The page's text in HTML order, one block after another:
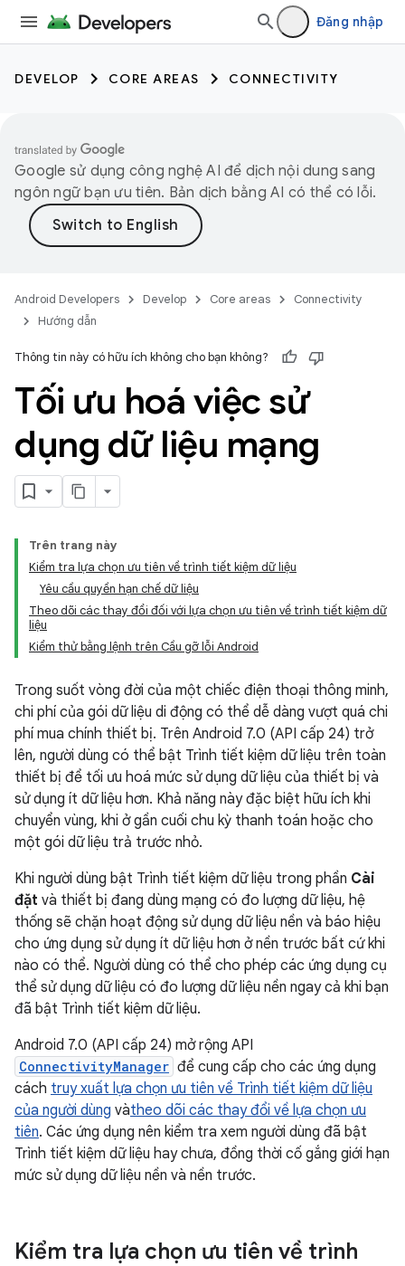
Đăng nhập
DEVELOP CORE AREAS CONNECTIVITY
Google sử dụng công nghệ AI để dịch nội dung sang
ngôn ngữ bạn ưu tiên. Bản dịch bằng AI có thể có lỗi.
Android Developers Develop Core areas
Connectivity
Hướng dẫn
Thông tin này có hữu ích không cho bạn không?
Tối ưu hoá việc sử
dụng dữ liệu mạng
Trên trang này
Kiểm tra lựa chọn ưu tiên về trình tiết kiệm dữ liệu
Yêu cầu quyền hạn chế dữ liệu
Theo dõi các thay đổi đối với lựa chọn ưu tiên về trình tiết kiệm dữ
liệu
Kiểm thử bằng lệnh trên Cầu gỡ lỗi Android
Trong suốt vòng đời của một chiếc điện thoại thông minh,
chi phí của gói dữ liệu di động có thể dễ dàng vượt quá chi
phí mua chính thiết bị. Trên Android 7.0 (API cấp 24) trở
lên, người dùng có thể bật Trình tiết kiệm dữ liệu trên toàn
thiết bị để tối ưu hoá mức sử dụng dữ liệu của thiết bị và
sử dụng ít dữ liệu hơn. Khả năng này đặc biệt hữu ích khi
chuyển vùng, khi ở gần cuối chu kỳ thanh toán hoặc cho
một gói dữ liệu trả trước nhỏ.
Khi người dùng bật Trình tiết kiệm dữ liệu trong phần Cài
đặt và thiết bị đang dùng mạng có đo lượng dữ liệu, hệ
thống sẽ chặn hoạt động sử dụng dữ liệu nền và báo hiệu
cho ứng dụng sử dụng ít dữ liệu hơn ở nền trước bất cứ khi
nào có thể. Người dùng có thể cho phép các ứng dụng cụ
thể sử dụng dữ liệu có đo lượng dữ liệu nền ngay cả khi bạn
đã bật Trình tiết kiệm dữ liệu.
Android 7.0 (API cấp 24) mở rộng API
ConnectivityManager để cung cấp cho các ứng dụng
cách truy xuất lựa chọn ưu tiên về Trình tiết kiệm dữ liệu
của người dùng vàtheo dõi các thay đổi về lựa chọn ưu
tiên. Các ứng dụng nên kiểm tra xem người dùng đã bật
Trình tiết kiệm dữ liệu hay chưa, đồng thời cố gắng giới hạn
mức sử dụng dữ liệu nền và nền trước.
Kiểm tra lựa chọn ưu tiên về trình